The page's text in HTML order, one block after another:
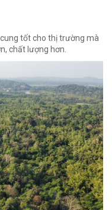
tốt cho thị trường mà
chất lượng hơn.